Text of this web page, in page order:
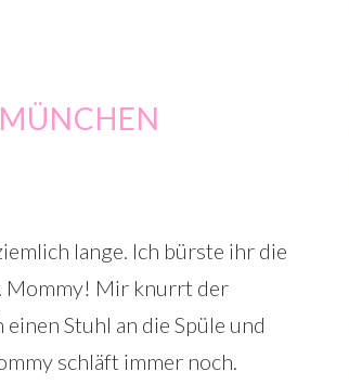
lange. Ich bürste ihr die
Mommy! Mir knurrt der
Stuhl an die Spüle und
schläft immer noch.